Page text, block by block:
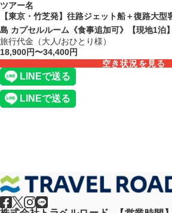
ツアー名
【東京・竹芝発】往路ジェット船＋復路大
島 カプセルルーム《食事追加可》【現地1泊】
旅行代金（大人/おひとり様）
18,900円〜34,400円
空き状況を見る